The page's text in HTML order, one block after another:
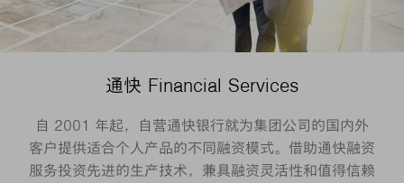
通快 Financial Services
自 2001 年起，自营通快银行就为集团公司的国内外
客户提供适合个人产品的不同融资模式。借助通快融资
服务投资先进的生产技术，兼具融资灵活性和值得信赖